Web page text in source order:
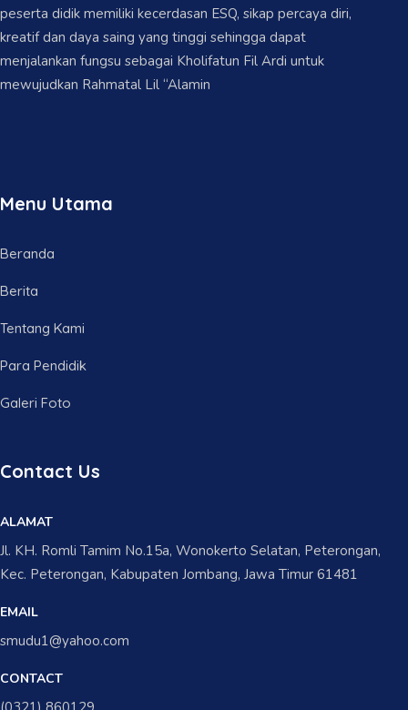
peserta didik memiliki kecerdasan ESQ, sikap percaya diri,
kreatif dan daya saing yang tinggi sehingga dapat
menjalankan fungsu sebagai Kholifatun Fil Ardi untuk
mewujudkan Rahmatal Lil “Alamin
Menu Utama
Beranda
Berita
Tentang Kami
Para Pendidik
Galeri Foto
Contact Us
ALAMAT
Jl. KH. Romli Tamim No.15a, Wonokerto Selatan, Peterongan,
Kec. Peterongan, Kabupaten Jombang, Jawa Timur 61481
EMAIL
smudu1@yahoo.com
CONTACT